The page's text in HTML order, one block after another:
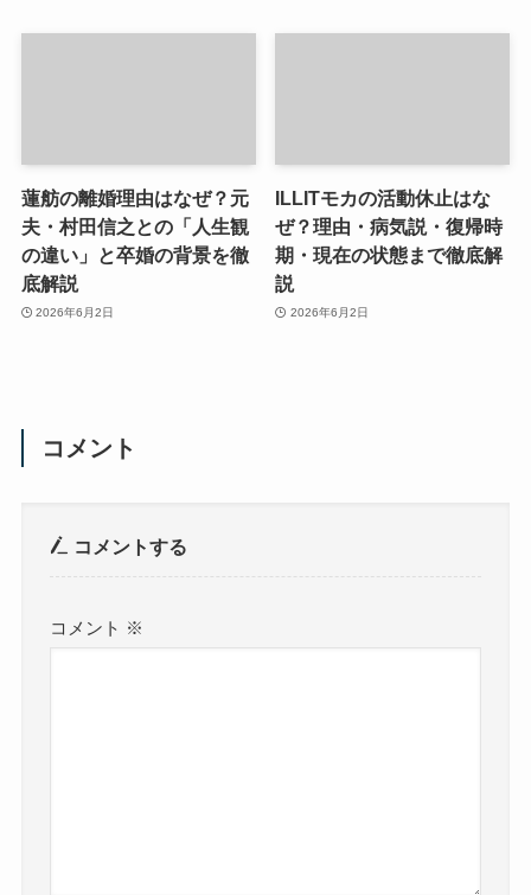
蓮舫の離婚理由はなぜ？元
夫・村田信之との「人生観
の違い」と卒婚の背景を徹
底解説
2026年6月2日
ILLITモカの活動休止はな
ぜ？理由・病気説・復帰時
期・現在の状態まで徹底解
説
2026年6月2日
コメント
コメントする
コメント ※